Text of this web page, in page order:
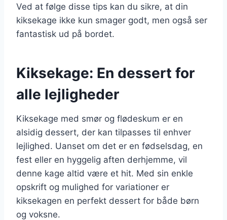
Ved at følge disse tips kan du sikre, at din
kiksekage ikke kun smager godt, men også ser
fantastisk ud på bordet.
Kiksekage: En dessert for
alle lejligheder
Kiksekage med smør og flødeskum er en
alsidig dessert, der kan tilpasses til enhver
lejlighed. Uanset om det er en fødselsdag, en
fest eller en hyggelig aften derhjemme, vil
denne kage altid være et hit. Med sin enkle
opskrift og mulighed for variationer er
kiksekagen en perfekt dessert for både børn
og voksne.